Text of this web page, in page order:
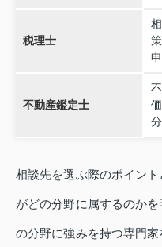
税理士
不動産鑑定士
相談先を選ぶ際のポイン
がどの分野に属するのか
の分野に強みを持つ専門